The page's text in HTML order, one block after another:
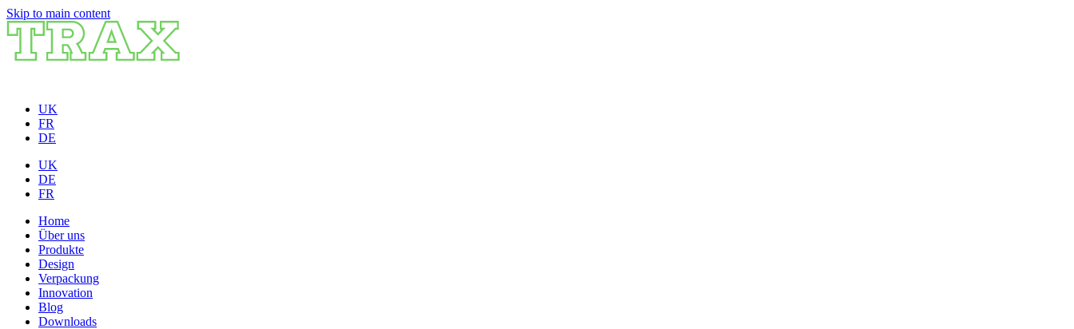
Skip to main content
UK
FR
DE
UK
DE
FR
Home
Über uns
Produkte
Design
Verpackung
Innovation
Blog
Downloads